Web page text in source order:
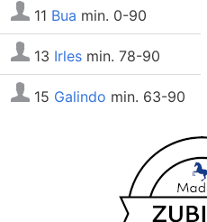
11 Bua min. 0-90
13 Irles min. 78-90
15 Galindo min. 63-90